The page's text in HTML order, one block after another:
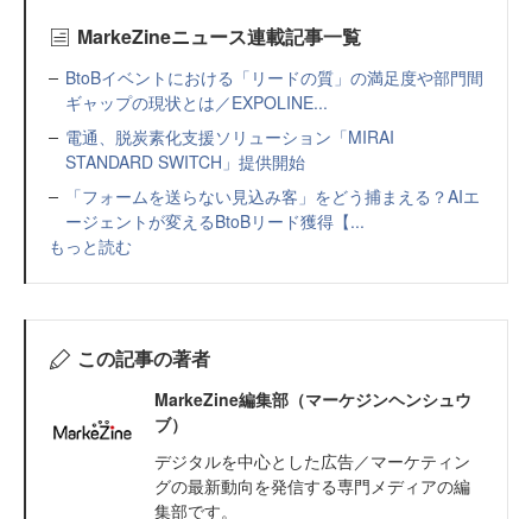
MarkeZineニュース連載記事一覧
BtoBイベントにおける「リードの質」の満足度や部門間
ギャップの現状とは／EXPOLINE...
電通、脱炭素化支援ソリューション「MIRAI
STANDARD SWITCH」提供開始
「フォームを送らない見込み客」をどう捕まえる？AIエ
ージェントが変えるBtoBリード獲得【...
もっと読む
この記事の著者
MarkeZine編集部（マーケジンヘンシュウ
ブ）
デジタルを中心とした広告／マーケティン
グの最新動向を発信する専門メディアの編
集部です。